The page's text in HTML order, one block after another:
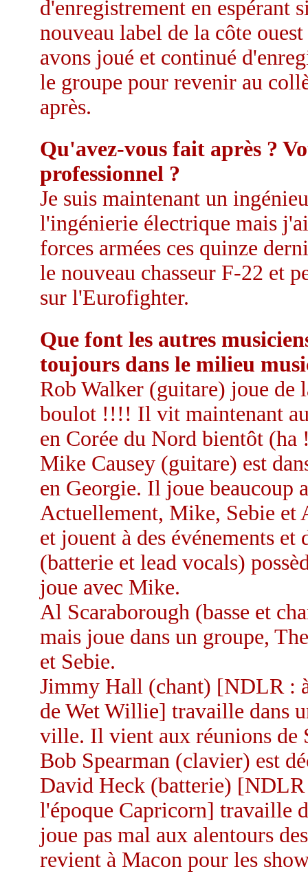
d'enregistrement en espérant
nouveau label de la côte
avons joué et continué
le groupe pour revenir au
après.
Qu'avez-vous fait après ?
professionnel ?
Je suis maintenant un
l'ingénierie électrique mais
forces armées ces quinze
le nouveau chasseur F-22 et
sur l'Eurofighter.
Que font les autres
toujours dans le milieu
Rob Walker (guitare) joue
boulot !!!! Il vit maintenant au
en Corée du Nord bientôt (ha
Mike Causey (guitare) est
en Georgie. Il joue beaucoup
Actuellement, Mike, Sebie et
et jouent à des événements et
(batterie et lead vocals)
joue avec Mike.
Al Scaraborough (basse et
mais joue dans un groupe,
et Sebie.
Jimmy Hall (chant) [NDLR :
de Wet Willie] travaille dans
ville. Il vient aux réunions de
Bob Spearman (clavier) est
David Heck (batterie)
l'époque Capricorn] travaille
joue pas mal aux alentours
revient à Macon pour les